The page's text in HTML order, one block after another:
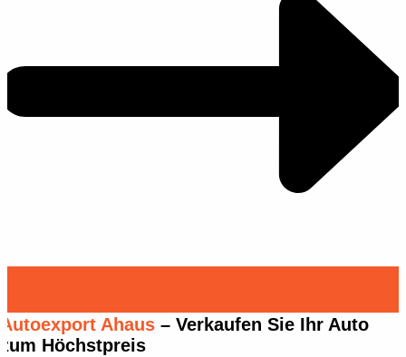
Autoexport Ahaus – Verkaufen Sie Ihr Auto
zum Höchstpreis